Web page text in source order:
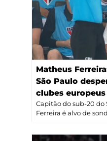
Matheus
São Paulo
clubes europeus
Capitão do sub-20 do
Ferreira é alvo de